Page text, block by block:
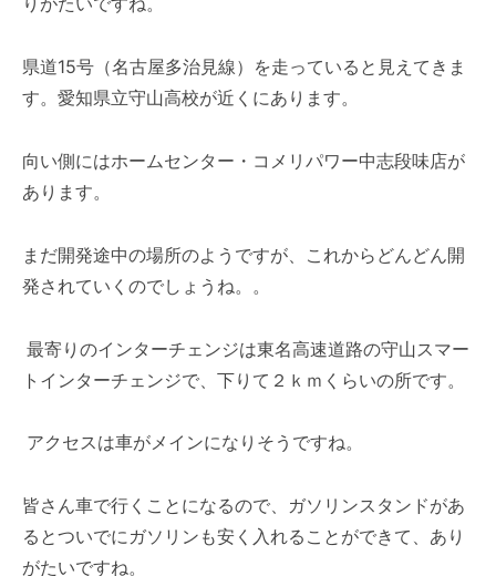
県道15号（名古屋多治見線）を走っていると見えてきま
す。愛知県立守山高校が近くにあります。
向い側にはホームセンター・コメリパワー中志段味店が
あります。
まだ開発途中の場所のようですが、これからどんどん開
発されていくのでしょうね。。
最寄りのインターチェンジは東名高速道路の守山スマー
トインターチェンジで、下りて２ｋｍくらいの所です。
アクセスは車がメインになりそうですね。
皆さん車で行くことになるので、ガソリンスタンドがあ
るとついでにガソリンも安く入れることができて、あり
がたいですね。